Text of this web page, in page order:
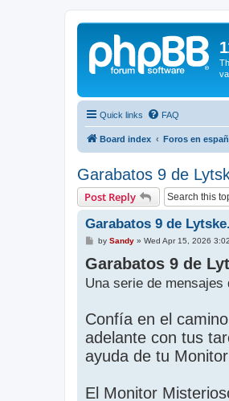
Quick links FAQ
Board index Foros en
Garabatos 9 de
Post Reply
Garabatos 9 de Lytske.
P
s
t
by Sandy» Wed Apr 15, 2026
Garabatos 9 de
Una serie de
Confía en el
adelante con tus
ayuda de tu
El Monitor